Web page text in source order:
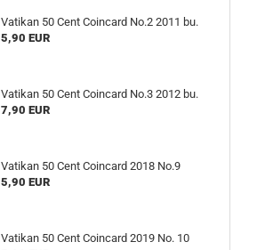
Vatikan 50 Cent Coincard No.2 2011 bu.
5,90 EUR
Vatikan 50 Cent Coincard No.3 2012 bu.
7,90 EUR
Vatikan 50 Cent Coincard 2018 No.9
5,90 EUR
Vatikan 50 Cent Coincard 2019 No. 10